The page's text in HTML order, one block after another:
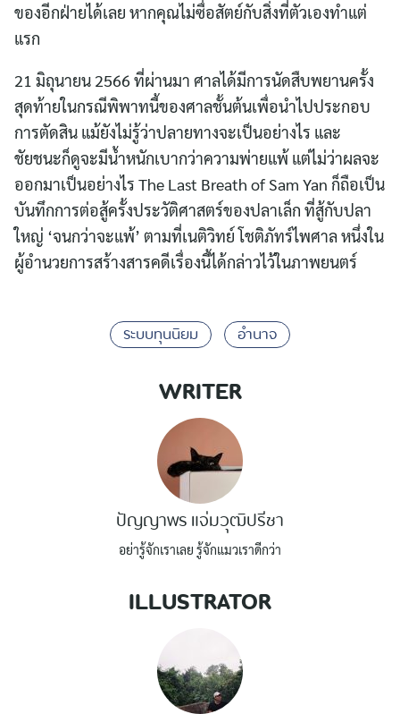
ของอีกฝ่ายได้เลย หากคุณไม่ซื่อสัตย์กับสิ่งที่ตัวเองทำแต่
แรก
21 มิถุนายน 2566 ที่ผ่านมา ศาลได้มีการนัดสืบพยานครั้ง
สุดท้ายในกรณีพิพาทนี้ของศาลชั้นต้นเพื่อนำไปประกอบ
การตัดสิน แม้ยังไม่รู้ว่าปลายทางจะเป็นอย่างไร และ
ชัยชนะก็ดูจะมีน้ำหนักเบากว่าความพ่ายแพ้ แต่ไม่ว่าผลจะ
ออกมาเป็นอย่างไร The Last Breath of Sam Yan ก็ถือเป็น
บันทึกการต่อสู้ครั้งประวัติศาสตร์ของปลาเล็ก ที่สู้กับปลา
ใหญ่ ‘จนกว่าจะแพ้’ ตามที่เนติวิทย์ โชติภัทร์ไพศาล หนึ่งใน
ผู้อำนวยการสร้างสารคดีเรื่องนี้ได้กล่าวไว้ในภาพยนตร์
ระบบทุนนิยม อำนาจ
WRITER
ปัญญาพร แจ่มวุฒิปรีชา
อย่ารู้จักเราเลย รู้จักแมวเราดีกว่า
ILLUSTRATOR